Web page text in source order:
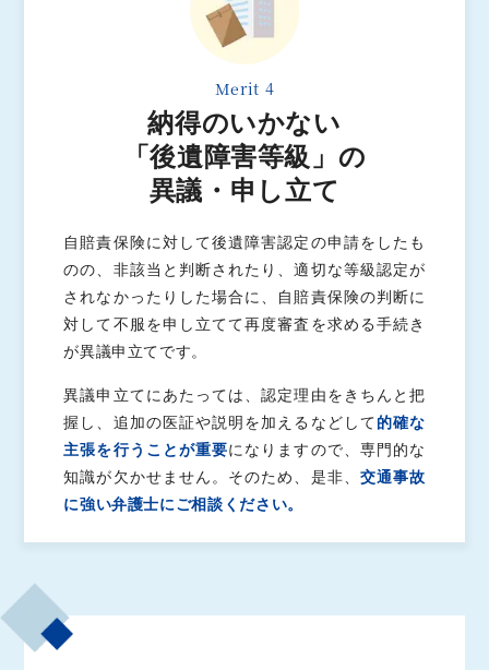
Merit 4
納得のいかない
「後遺障害等級」の
異議・申し立て
自賠責保険に対して後遺障害認定の申請をしたも
のの、非該当と判断されたり、適切な等級認定が
されなかったりした場合に、自賠責保険の判断に
対して不服を申し立てて再度審査を求める手続き
が異議申立てです。
異議申立てにあたっては、認定理由をきちんと把
握し、追加の医証や説明を加えるなどして的確な
主張を行うことが重要になりますので、専門的な
知識が欠かせません。そのため、是非、 交通事故
に強い弁護士にご相談ください。